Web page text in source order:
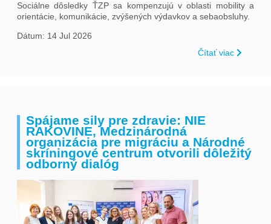
Sociálne dôsledky ŤZP sa kompenzujú v oblasti mobility a
orientácie, komunikácie, zvýšených výdavkov a sebaobsluhy.
Dátum: 14 Jul 2026
Čítať viac
Spájame sily pre zdravie: NIE
RAKOVINE, Medzinárodná
organizácia pre migráciu a Národné
skríningové centrum otvorili dôležitý
odborný dialóg